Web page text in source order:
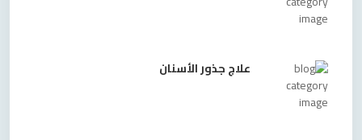
علاج جذور الأسنان